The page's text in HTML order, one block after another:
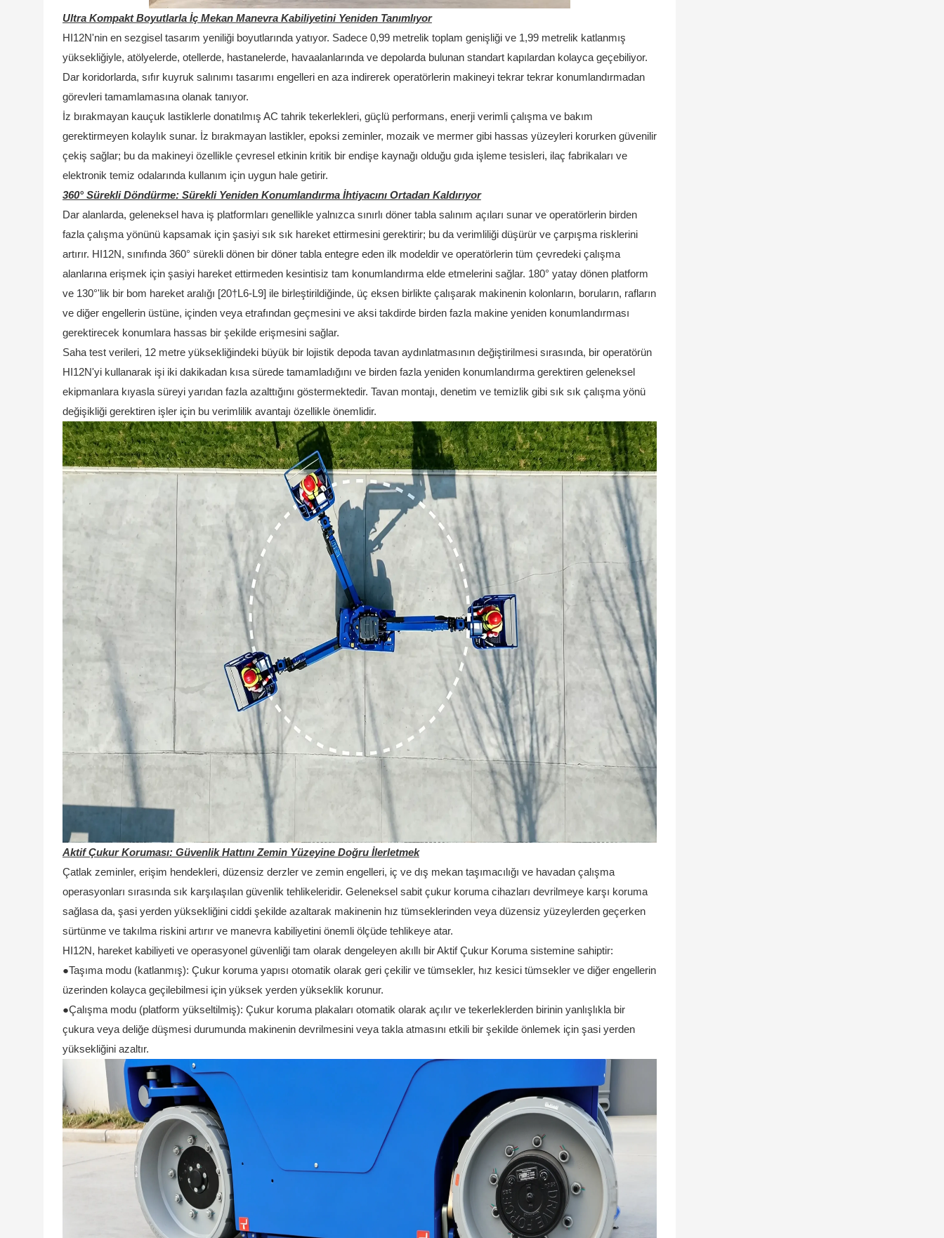
Ultra Kompakt Boyutlarla İç Mekan Manevra Kabiliyetini Yeniden Tanımlıyor
HI12N'nin en sezgisel tasarım yeniliği boyutlarında yatıyor. Sadece 0,99 metrelik toplam genişliği ve 1,99 metrelik katlanmış
yüksekliğiyle, atölyelerde, otellerde, hastanelerde, havaalanlarında ve depolarda bulunan standart kapılardan kolayca geçebiliyor.
Dar koridorlarda, sıfır kuyruk salınımı tasarımı engelleri en aza indirerek operatörlerin makineyi tekrar tekrar konumlandırmadan
görevleri tamamlamasına olanak tanıyor.
İz bırakmayan kauçuk lastiklerle donatılmış AC tahrik tekerlekleri, güçlü performans, enerji verimli çalışma ve bakım
gerektirmeyen kolaylık sunar. İz bırakmayan lastikler, epoksi zeminler, mozaik ve mermer gibi hassas yüzeyleri korurken güvenilir
çekiş sağlar; bu da makineyi özellikle çevresel etkinin kritik bir endişe kaynağı olduğu gıda işleme tesisleri, ilaç fabrikaları ve
elektronik temiz odalarında kullanım için uygun hale getirir.
360° Sürekli Döndürme: Sürekli Yeniden Konumlandırma İhtiyacını Ortadan Kaldırıyor
Dar alanlarda, geleneksel hava iş platformları genellikle yalnızca sınırlı döner tabla salınım açıları sunar ve operatörlerin birden
fazla çalışma yönünü kapsamak için şasiyi sık sık hareket ettirmesini gerektirir; bu da verimliliği düşürür ve çarpışma risklerini
artırır. HI12N, sınıfında 360° sürekli dönen bir döner tabla entegre eden ilk modeldir ve operatörlerin tüm çevredeki çalışma
alanlarına erişmek için şasiyi hareket ettirmeden kesintisiz tam konumlandırma elde etmelerini sağlar. 180° yatay dönen platform
ve 130°'lik bir bom hareket aralığı [20†L6-L9] ile birleştirildiğinde, üç eksen birlikte çalışarak makinenin kolonların, boruların, rafların
ve diğer engellerin üstüne, içinden veya etrafından geçmesini ve aksi takdirde birden fazla makine yeniden konumlandırması
gerektirecek konumlara hassas bir şekilde erişmesini sağlar.
Saha test verileri, 12 metre yüksekliğindeki büyük bir lojistik depoda tavan aydınlatmasının değiştirilmesi sırasında, bir operatörün
HI12N'yi kullanarak işi iki dakikadan kısa sürede tamamladığını ve birden fazla yeniden konumlandırma gerektiren geleneksel
ekipmanlara kıyasla süreyi yarıdan fazla azalttığını göstermektedir. Tavan montajı, denetim ve temizlik gibi sık sık çalışma yönü
değişikliği gerektiren işler için bu verimlilik avantajı özellikle önemlidir.
Aktif Çukur Koruması: Güvenlik Hattını Zemin Yüzeyine Doğru İlerletmek
Çatlak zeminler, erişim hendekleri, düzensiz derzler ve zemin engelleri, iç ve dış mekan taşımacılığı ve havadan çalışma
operasyonları sırasında sık karşılaşılan güvenlik tehlikeleridir. Geleneksel sabit çukur koruma cihazları devrilmeye karşı koruma
sağlasa da, şasi yerden yüksekliğini ciddi şekilde azaltarak makinenin hız tümseklerinden veya düzensiz yüzeylerden geçerken
sürtünme ve takılma riskini artırır ve manevra kabiliyetini önemli ölçüde tehlikeye atar.
HI12N, hareket kabiliyeti ve operasyonel güvenliği tam olarak dengeleyen akıllı bir Aktif Çukur Koruma sistemine sahiptir:
●Taşıma modu (katlanmış): Çukur koruma yapısı otomatik olarak geri çekilir ve tümsekler, hız kesici tümsekler ve diğer engellerin
üzerinden kolayca geçilebilmesi için yüksek yerden yükseklik korunur.
●Çalışma modu (platform yükseltilmiş): Çukur koruma plakaları otomatik olarak açılır ve tekerleklerden birinin yanlışlıkla bir
çukura veya deliğe düşmesi durumunda makinenin devrilmesini veya takla atmasını etkili bir şekilde önlemek için şasi yerden
yüksekliğini azaltır.